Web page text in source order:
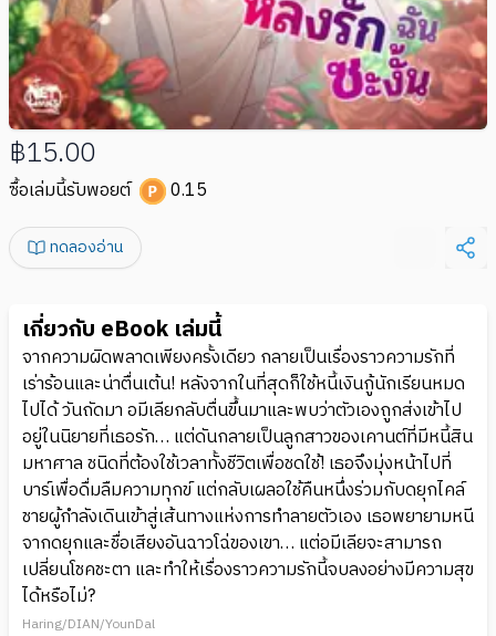
฿15.00
ซื้อเล่มนี้รับพอยต์ 0.15
ทดลองอ่าน
เกี่ยวกับ eBook เล่มนี้
จากความผิดพลาดเพียงครั้งเดียว กลายเป็นเรื่องราวความรักที่
เร่าร้อนและน่าตื่นเต้น! หลังจากในที่สุดก็ใช้หนี้เงินกู้นักเรียนหมด
ไปได้ วันถัดมา อมีเลียกลับตื่นขึ้นมาและพบว่าตัวเองถูกส่งเข้าไป
อยู่ในนิยายที่เธอรัก… แต่ดันกลายเป็นลูกสาวของเคานต์ที่มีหนี้สิน
มหาศาล ชนิดที่ต้องใช้เวลาทั้งชีวิตเพื่อชดใช้! เธอจึงมุ่งหน้าไปที่
บาร์เพื่อดื่มลืมความทุกข์ แต่กลับเผลอใช้คืนหนึ่งร่วมกับดยุกไคล์
ชายผู้กำลังเดินเข้าสู่เส้นทางแห่งการทำลายตัวเอง เธอพยายามหนี
จากดยุกและชื่อเสียงอันฉาวโฉ่ของเขา… แต่อมีเลียจะสามารถ
เปลี่ยนโชคชะตา และทำให้เรื่องราวความรักนี้จบลงอย่างมีความสุข
ได้หรือไม่?
Haring/DIAN/YounDal